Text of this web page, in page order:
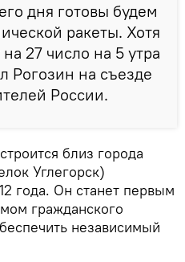
дня готовы будем
ракеты. Хотя
27 число на 5 утра
Рогозин на съезде
России.
близ города
Углегорск)
года. Он станет первым
гражданского
независимый